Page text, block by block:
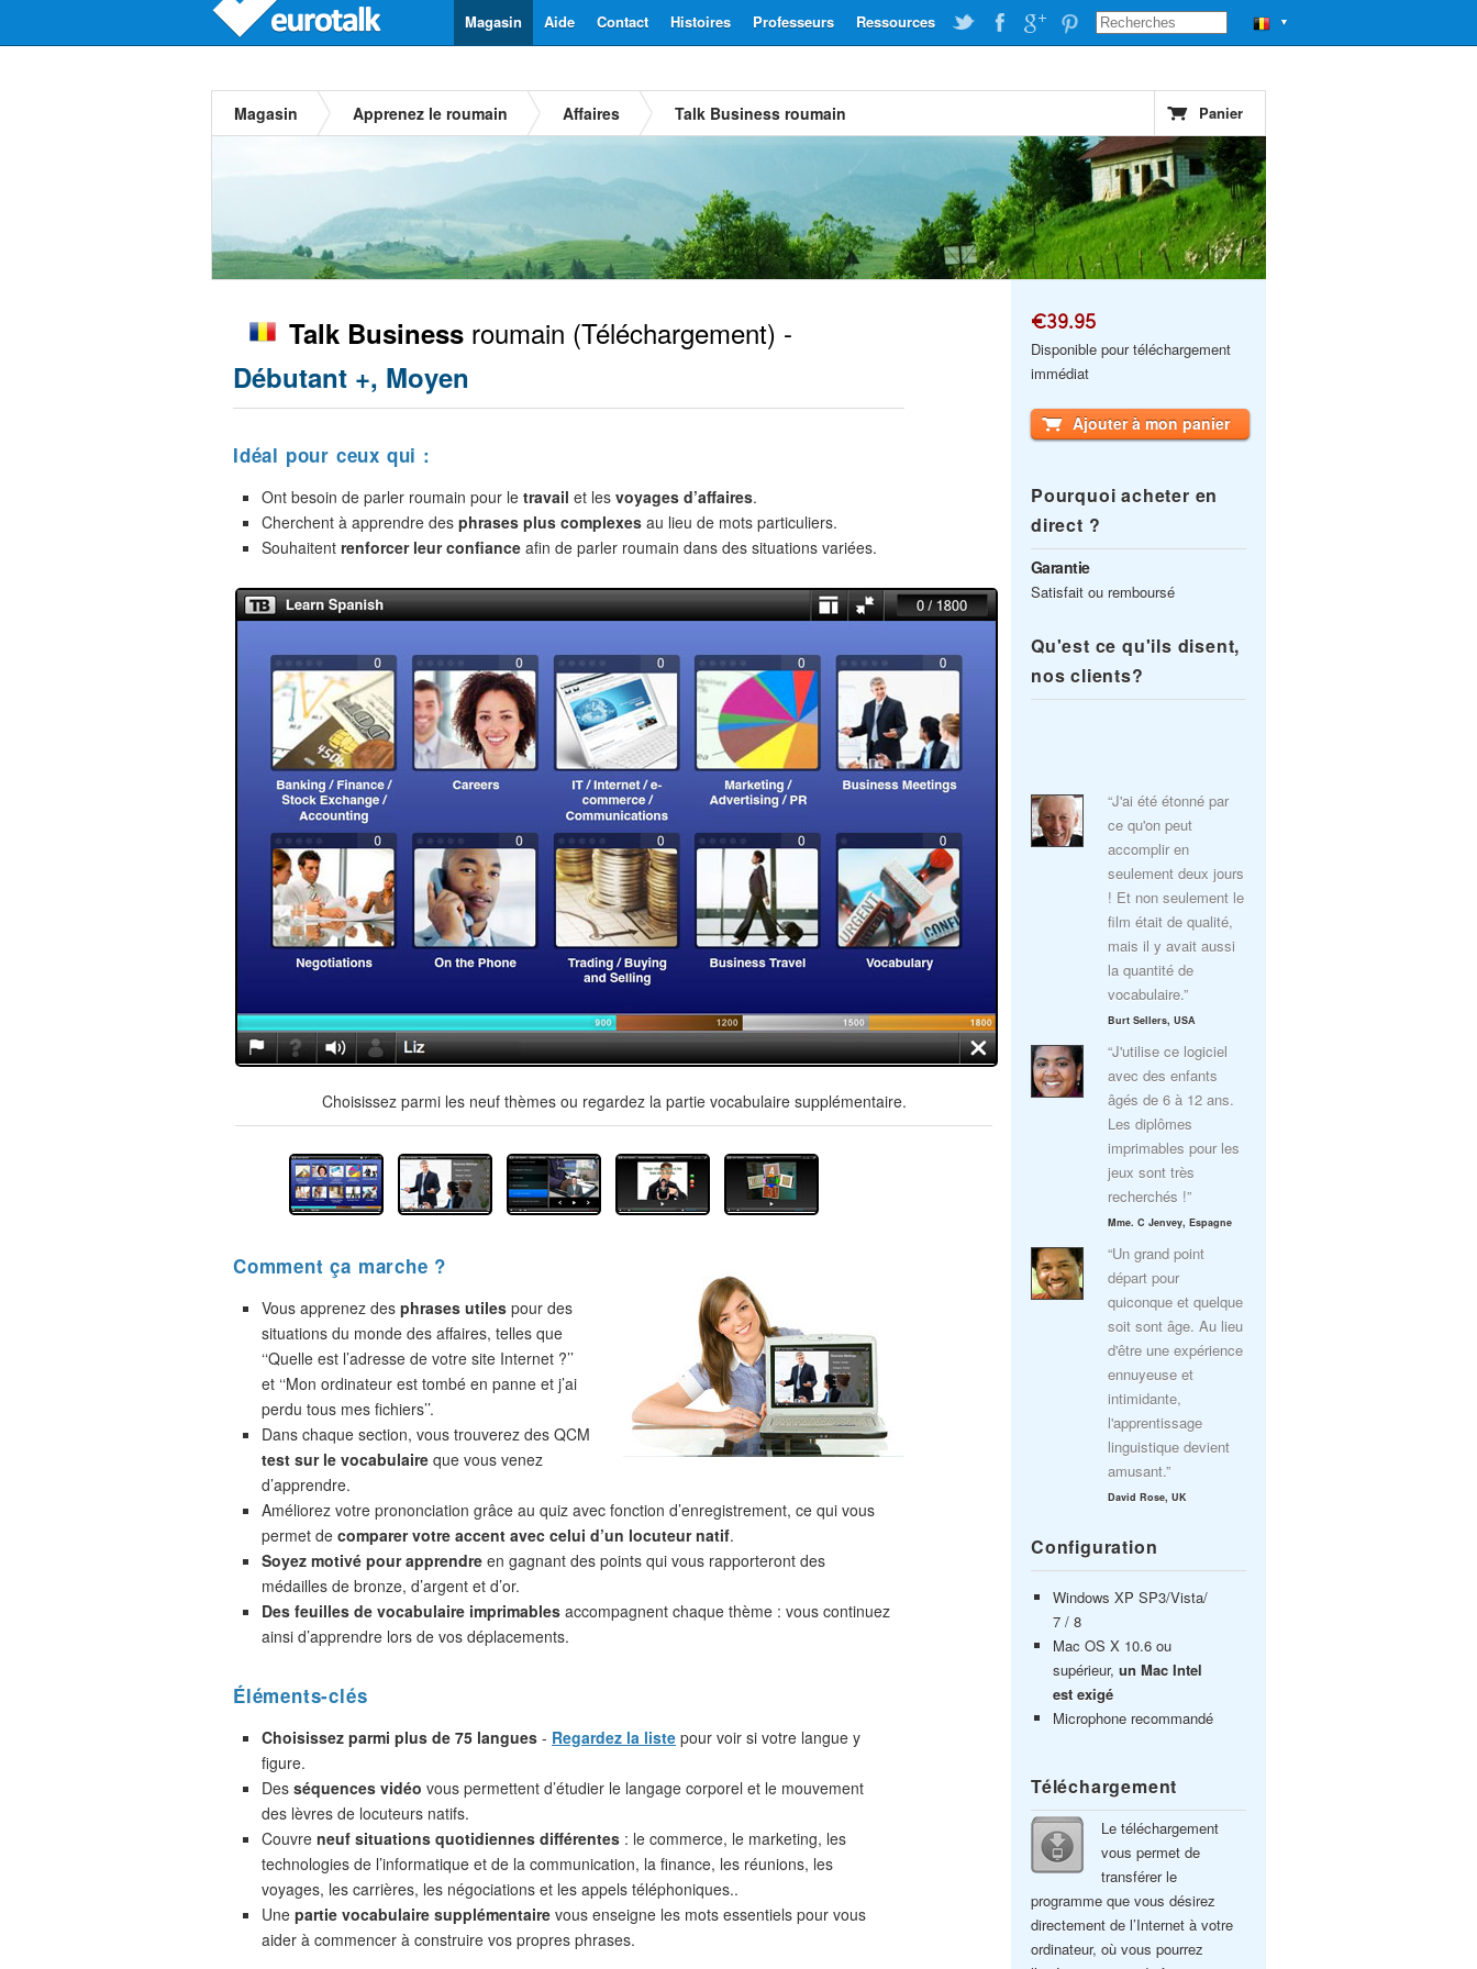
▼
Ressources
Professeurs
Histoires
Contact
Aide
Magasin
Magasin Apprenez le roumain Affaires Talk Business roumain Panier
Talk Business roumain (Téléchargement) -
Débutant +, Moyen
Idéal pour ceux qui :
Ont besoin de parler roumain pour le travail et les voyages d’affaires.
Cherchent à apprendre des phrases plus complexes au lieu de mots particuliers.
Souhaitent renforcer leur confiance afin de parler roumain dans des situations variées.
Choisissez parmi les neuf thèmes ou regardez la partie vocabulaire supplémentaire.
Comment ça marche ?
Vous apprenez des phrases utiles pour des
situations du monde des affaires, telles que
‘‘Quelle est l’adresse de votre site Internet ?’’
et ‘‘Mon ordinateur est tombé en panne et j’ai
perdu tous mes fichiers’’.
Dans chaque section, vous trouverez des QCM
test sur le vocabulaire que vous venez
d’apprendre.
Améliorez votre prononciation grâce au quiz avec fonction d’enregistrement, ce qui vous
permet de comparer votre accent avec celui d’un locuteur natif.
Soyez motivé pour apprendre en gagnant des points qui vous rapporteront des
médailles de bronze, d’argent et d’or.
Des feuilles de vocabulaire imprimables accompagnent chaque thème : vous continuez
ainsi d’apprendre lors de vos déplacements.
Éléments-clés
Choisissez parmi plus de 75 langues - Regardez la liste pour voir si votre langue y
figure.
Des séquences vidéo vous permettent d’étudier le langage corporel et le mouvement
des lèvres de locuteurs natifs.
Couvre neuf situations quotidiennes différentes : le commerce, le marketing, les
technologies de l’informatique et de la communication, la finance, les réunions, les
voyages, les carrières, les négociations et les appels téléphoniques..
Une partie vocabulaire supplémentaire vous enseigne les mots essentiels pour vous
aider à commencer à construire vos propres phrases.
€39.95
Disponible pour téléchargement
immédiat
Ajouter à mon panier
Pourquoi acheter en
direct ?
Garantie
Satisfait ou remboursé
Qu'est ce qu'ils disent,
nos clients?
“J'ai été étonné par
ce qu'on peut
accomplir en
seulement deux jours
! Et non seulement le
film était de qualité,
mais il y avait aussi
la quantité de
vocabulaire.”
Burt Sellers, USA
“J'utilise ce logiciel
avec des enfants
âgés de 6 à 12 ans.
Les diplômes
imprimables pour les
jeux sont très
recherchés !”
Mme. C Jenvey, Espagne
“Un grand point
départ pour
quiconque et quelque
soit sont âge. Au lieu
d'être une expérience
ennuyeuse et
intimidante,
l'apprentissage
linguistique devient
amusant.”
David Rose, UK
Configuration
Windows XP SP3/Vista/
7 / 8
Mac OS X 10.6 ou
supérieur, un Mac Intel
est exigé
Microphone recommandé
Téléchargement
Le téléchargement
vous permet de
transférer le
programme que vous désirez
directement de l’Internet à votre
ordinateur, où vous pourrez